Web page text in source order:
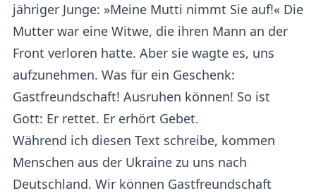
jähriger Junge: »Meine Mutti nimmt Sie auf!« Die
Mutter war eine Witwe, die ihren Mann an der
Front verloren hatte. Aber sie wagte es, uns
aufzunehmen. Was für ein Geschenk:
Gastfreundschaft! Ausruhen können! So ist
Gott: Er rettet. Er erhört Gebet.
Während ich diesen Text schreibe, kommen
Menschen aus der Ukraine zu uns nach
Deutschland. Wir können Gastfreundschaft